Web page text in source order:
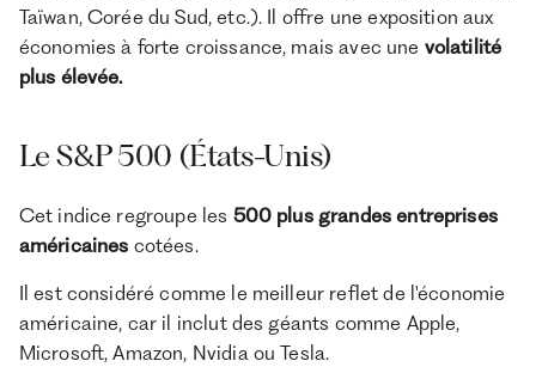
Taïwan, Corée du Sud, etc.). Il offre une exposition aux
économies à forte croissance, mais avec une volatilité
plus élevée.
Le S&P 500 (États-Unis)
Cet indice regroupe les 500 plus grandes entreprises
américaines cotées.
Il est considéré comme le meilleur reflet de l'économie
américaine, car il inclut des géants comme Apple,
Microsoft, Amazon, Nvidia ou Tesla.